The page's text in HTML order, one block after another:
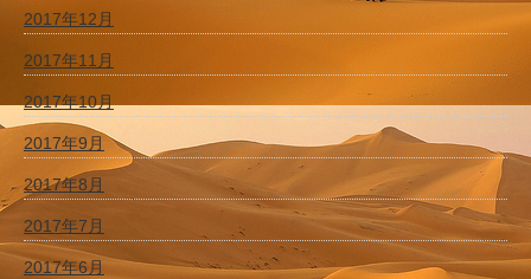
2017年12月
2017年11月
2017年10月
2017年9月
2017年8月
2017年7月
2017年6月